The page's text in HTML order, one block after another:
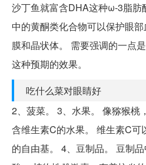
沙丁鱼就富含DHA这种ω-3脂肪
中的黄酮类化合物可以保护眼
膜和晶状体。 需要强调的一点
这种预期的效果。
吃什么菜对眼睛好
2、菠菜。 3、水果。 像猕猴桃
含维生素C的水果。 维生素C可
的自由基。 4、豆制品。 豆制